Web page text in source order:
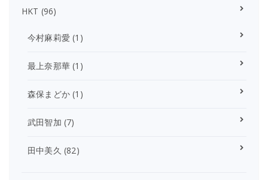
HKT (96)
今村麻莉愛 (1)
最上奈那華 (1)
森保まどか (1)
武田智加 (7)
田中美久 (82)